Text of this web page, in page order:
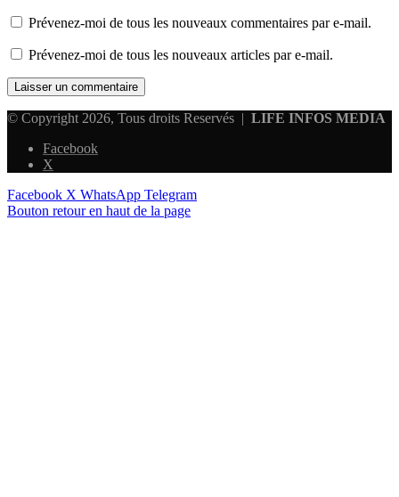
Prévenez-moi de tous les nouveaux commentaires par e-mail.
Prévenez-moi de tous les nouveaux articles par e-mail.
© Copyright 2026, Tous droits Reservés | LIFE INFOS MEDIA
Facebook
X
Facebook X WhatsApp Telegram
Bouton retour en haut de la page